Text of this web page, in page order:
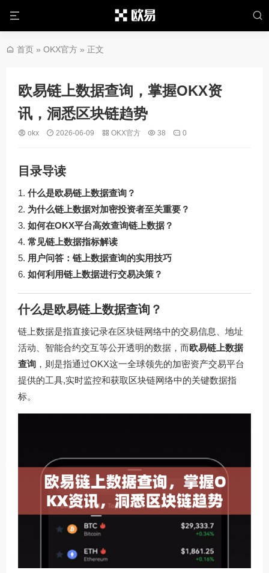
首页 » OKX官方 » 正文
欧易链上数据查询，掌握OKX资
讯，洞悉区块链趋势
okx 2026-06-09 OKX官方 38 0
目录导读
什么是欧易链上数据查询？
为什么链上数据对加密投资者至关重要？
如何在OKX平台高效查询链上数据？
常见链上数据指标解读
用户问答：链上数据查询的实用技巧
如何利用链上数据进行交易决策？
什么是欧易链上数据查询？
链上数据是指直接记录在区块链网络中的交易信息、地址
活动、智能合约交互等公开透明的数据，而欧易链上数据
查询 ，则是指通过OKX这一全球领先的加密资产交易平台
提供的工具,实时监控和获取区块链网络中的关键数据指
标。